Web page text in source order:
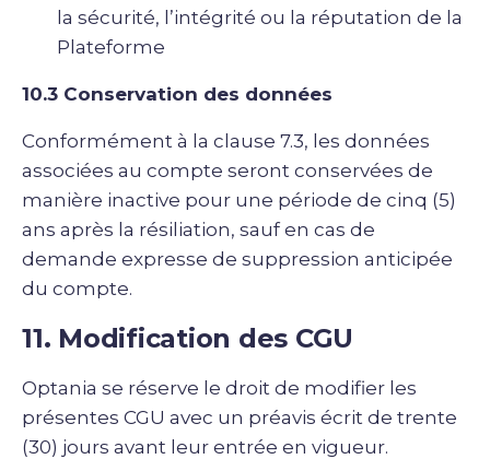
la sécurité, l’intégrité ou la réputation de la
Plateforme
10.3 Conservation des données
Conformément à la clause 7.3, les données
associées au compte seront conservées de
manière inactive pour une période de cinq (5)
ans après la résiliation, sauf en cas de
demande expresse de suppression anticipée
du compte.
11. Modification des CGU
Optania se réserve le droit de modifier les
présentes CGU avec un préavis écrit de trente
(30) jours avant leur entrée en vigueur.